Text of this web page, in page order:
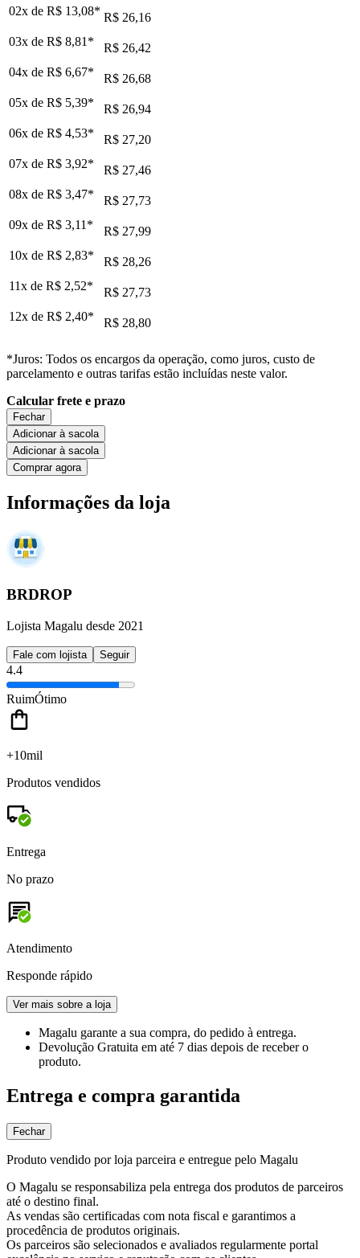
02x de R$ 13,08* R$ 26,16
03x de R$ 8,81 *
R$ 26,42
04x de R$ 6,67*
R$ 26,68
05x de R$ 5,39*
R$ 26,94
06x de R$ 4,53*
R$ 27,20
07x de R$ 3,92*
R$ 27,46
08x de R$ 3,47*
R$ 27,73
09x de R$ 3,11 *
R$ 27,99
10x de R$ 2,83*
R$ 28,26
11x de R$ 2,52*
R$ 27,73
12x de R$ 2,40* R$ 28,80
*Juros: Todos os encargos da operação, como juros, custo de
parcelamento e outras tarifas estão incluídas neste valor.
Calcular frete e prazo
Fechar
Adicionar à sacola
Adicionar à sacola
Comprar agora
Informações da loja
BRDROP
Lojista Magalu desde 2021
Fale com lojista Seguir
4.4
RuimÓtimo
+10mil
Produtos vendidos
Entrega
No prazo
Atendimento
Responde rápido
Ver mais sobre a loja
Magalu garante a sua compra, do pedido à entrega.
Devolução Gratuita em até 7 dias depois de receber o
produto.
Entrega e compra garantida
Fechar
Produto vendido por loja parceira e entregue pelo Magalu
O Magalu se responsabiliza pela entrega dos produtos de parceiros
até o destino final.
As vendas são certificadas com nota fiscal e garantimos a
procedência de produtos originais.
Os parceiros são selecionados e avaliados regularmente portal